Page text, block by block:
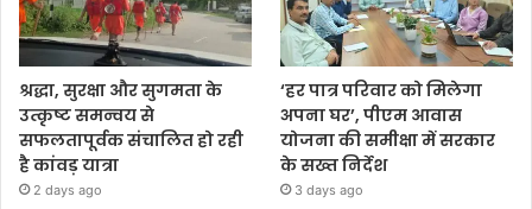
श्रद्धा, सुरक्षा और सुगमता के
उत्कृष्ट समन्वय से
सफलतापूर्वक संचालित हो रही
है कांवड़ यात्रा
2 days ago
‘हर पात्र परिवार को मिलेगा
अपना घर’, पीएम आवास
योजना की समीक्षा में सरकार
के सख्त निर्देश
3 days ago